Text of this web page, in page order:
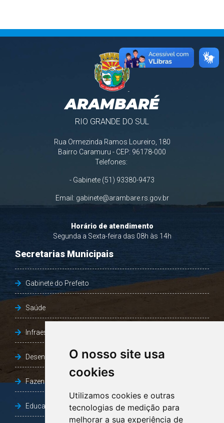
O nosso site usa
cookies
Utilizamos cookies e outras
tecnologias de medição para
melhorar a sua experiência de
ARAMBARÉ
RIO GRANDE DO SUL
Rua Ormezinda Ramos Loureiro, 180
Bairro Caramuru - CEP: 96178-000
Telefones:
- Gabinete (51) 93380-9473
Email: gabinete@arambare.rs.gov.br
Horário de atendimento
Segunda a Sexta-feira das 08h às 14h
Secretarias Municipais
Gabinete do Prefeito
Saúde
Infraestrutura, Agricultura e Meio Ambiente
Desenvolvimento Social
Fazenda e Desenvolvimento Econômico
Educação